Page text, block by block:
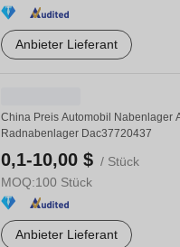
Anbieter Lieferant
China Preis Automobil Nabenlager
Radnabenlager Dac37720437
0,1-10,00 $ / Stück
MOQ:100 Stück
Anbieter Lieferant